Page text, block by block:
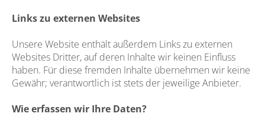
Links zu externen Websites
Unsere Website enthält außerdem Links zu externen
Websites Dritter, auf deren Inhalte wir keinen Einfluss
haben. Für diese fremden Inhalte übernehmen wir keine
Gewähr; verantwortlich ist stets der jeweilige Anbieter.
Wie erfassen wir Ihre Daten?